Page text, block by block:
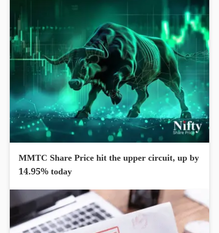
MMTC Share Price hit the upper circuit, up by
14.95% today